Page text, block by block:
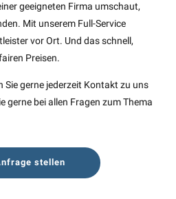
geeigneten Firma umschaut,
Mit unserem Full-Service
vor Ort. Und das schnell,
Preisen.
Sie gerne jederzeit Kontakt zu uns
gerne bei allen Fragen zum Thema
stellen